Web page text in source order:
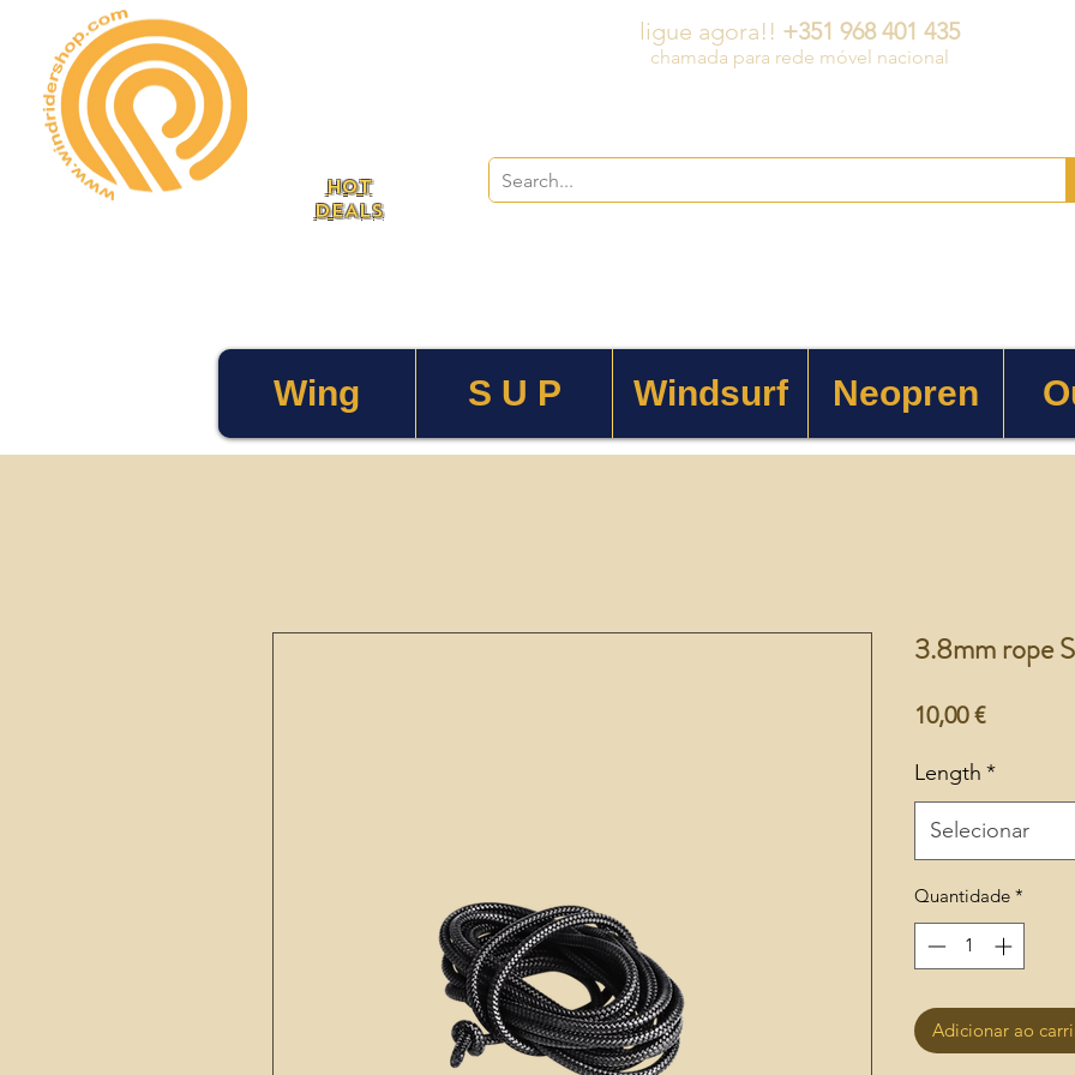
HOT
DEALS
ligue agora!! +351 968 401 435
chamada para rede móvel nacional
Wing S U P Windsurf Neopren
3.8mm rope
10,00 €Preço
Length *
Selecionar
Quantidade *
Adicionar ao